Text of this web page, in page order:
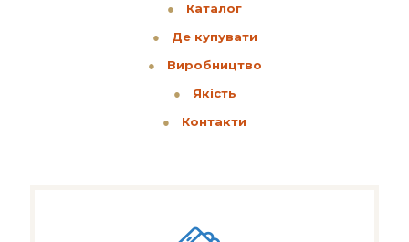
●
Каталог
●
Де купувати
●
Виробництво
●
Якість
●
Контакти